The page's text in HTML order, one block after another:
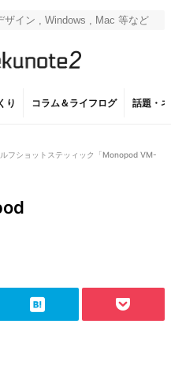
り コラム＆ライフログ 話題・
フショットステッィック「Monopod VM-